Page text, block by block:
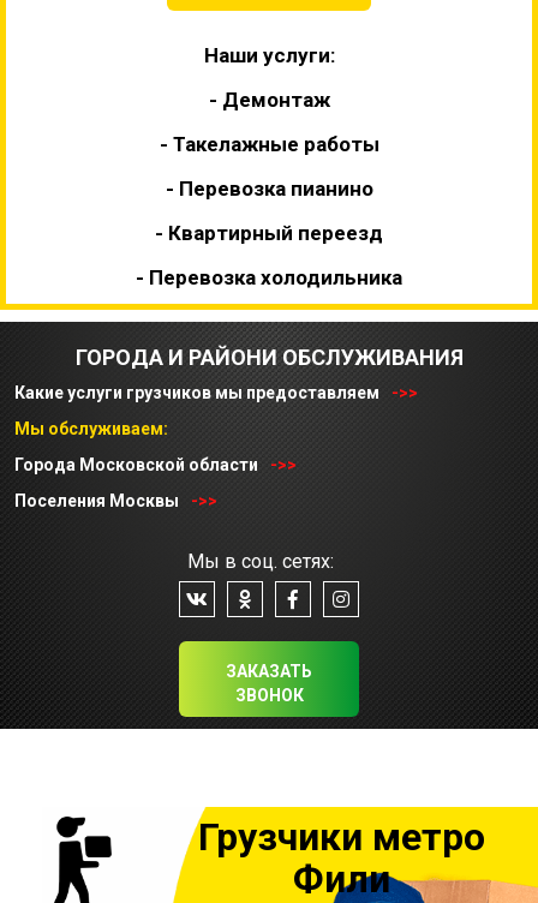
Наши услуги:
- Демонтаж
- Такелажные работы
- Перевозка пианино
- Квартирный переезд
- Перевозка холодильника
ГОРОДА И РАЙОНИ ОБСЛУЖИВАНИЯ
Какие услуги грузчиков мы предоставляем
->>
Мы обслуживаем:
Города Московской области
->>
Поселения Москвы
->>
Мы в соц. сетях:
ЗАКАЗАТЬ
ЗВОНОК
Грузчики метро
Фили